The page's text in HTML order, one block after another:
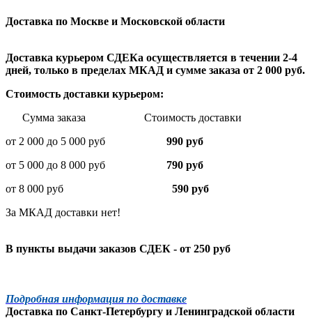
Доставка по Москве и Московской области
Доставка курьером СДЕКа осуществляется в течении 2-4
дней, только в пределах МКАД и сумме заказа от 2 000 руб.
Стоимость доставки курьером:
Сумма заказа Стоимость доставки
от 2 000 до 5 000 руб
990 руб
от 5 000 до 8 000 руб 790 руб
от 8 000 руб 590 руб
За МКАД доставки нет!
В пункты выдачи заказов СДЕК - от 250 руб
Подробная информация по доставке
Доставка по Санкт-Петербургу и Ленинградской области